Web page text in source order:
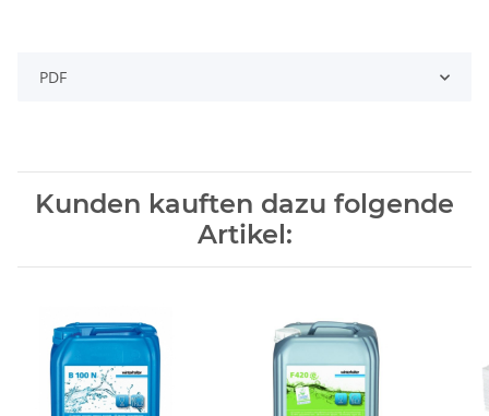
PDF
Kunden kauften dazu folgende
Artikel: